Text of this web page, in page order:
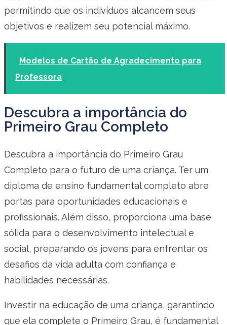
permitindo que os indivíduos alcancem seus
objetivos e realizem seu potencial máximo.
Modelos de Cartão de Agradecimento para
Professora
Descubra a importância do
Primeiro Grau Completo
Descubra a importância do Primeiro Grau
Completo para o futuro de uma criança. Ter um
diploma de ensino fundamental completo abre
portas para oportunidades educacionais e
profissionais. Além disso, proporciona uma base
sólida para o desenvolvimento intelectual e
social, preparando os jovens para enfrentar os
desafios da vida adulta com confiança e
habilidades necessárias.
Investir na educação de uma criança, garantindo
que ela complete o Primeiro Grau, é fundamental